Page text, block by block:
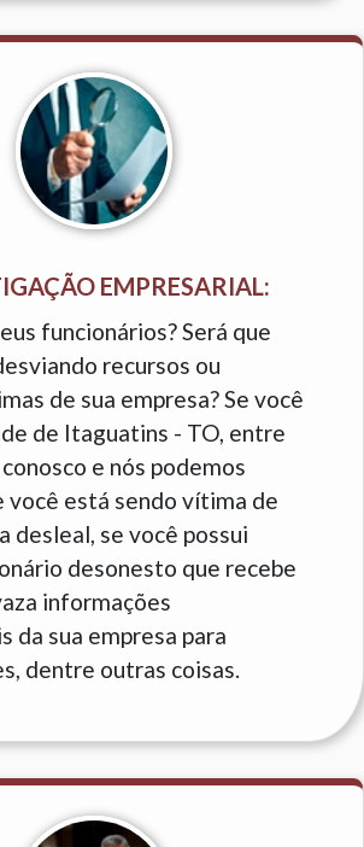
EMPRESARIAL:
funcionários? Será que
recursos ou
de sua empresa? Se você
de Itaguatins - TO, entre
e nós podemos
você está sendo vítima de
desleal, se você possui
desonesto que recebe
informações
da sua empresa para
dentre outras coisas.